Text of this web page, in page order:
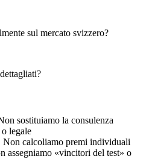
sul mercato svizzero?
sostituiamo la consulenza
legale
Non calcoliamo premi individuali
assegniamo «vincitori del test» o